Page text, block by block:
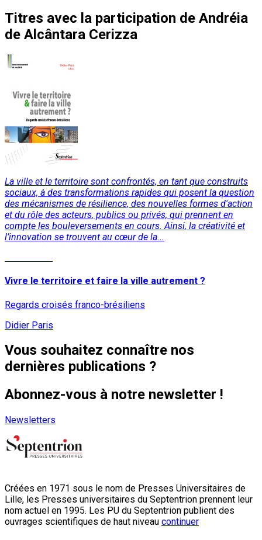
Titres avec la participation de Andréia
de Alcântara Cerizza
La ville et le territoire sont confrontés, en tant que construits
sociaux, à des transformations rapides qui posent la question
des mécanismes de résilience, des nouvelles formes d'action
et du rôle des acteurs, publics ou privés, qui prennent en
compte les bouleversements en cours. Ainsi, la créativité et
l’innovation se trouvent au cœur de la...
Vivre le territoire et faire la ville autrement ?
Regards croisés franco-brésiliens
Didier Paris
Vous souhaitez connaître nos
dernières publications ?
Abonnez-vous à notre newsletter !
Newsletters
Créées en 1971 sous le nom de Presses Universitaires de
Lille, les Presses universitaires du Septentrion prennent leur
nom actuel en 1995. Les PU du Septentrion publient des
ouvrages scientifiques de haut niveau continuer